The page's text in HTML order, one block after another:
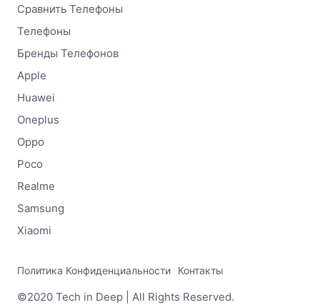
Сравнить Телефоны
Телефоны
Бренды Телефонов
Apple
Huawei
Oneplus
Oppo
Poco
Realme
Samsung
Xiaomi
Политика Конфиденциальности Контакты
©2020 Tech in Deep | All Rights Reserved.